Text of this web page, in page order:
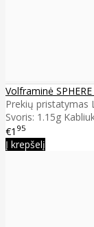
Volframinė
Prekių pristatymas
Svoris: 1.15g
€1 95
Į krepšelį